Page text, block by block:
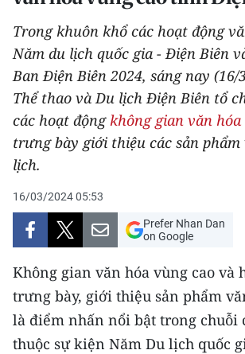
GIÁO DỤC
Y TẾ
KHOA HỌC - CÔNG NGHỆ
MÔI TRƯỜNG
BẠN ĐỌC
KIỂM CHỨNG THÔNG TIN
TRI THỨC CHUYÊN SÂU
54 DÂN TỘC VIỆT NAM
Trong khuôn khổ các hoạt động
Năm du lịch quốc gia - Điện Biên
Ban Điện Biên 2024, sáng nay (16/
Thể thao và Du lịch Điện Biên tổ
các hoạt động không gian văn
trưng bày giới thiệu các sản phẩm
lịch.
16/03/2024 05:53
Prefer Nhan Dan
on Google
Không gian văn hóa vùng cao và
trưng bày, giới thiệu sản phẩm
là điểm nhấn nổi bật trong chuỗi
thuộc sự kiện Năm Du lịch quốc